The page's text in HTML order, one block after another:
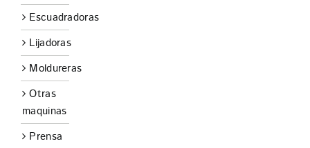
Escuadradoras
Lijadoras
Moldureras
Otras
maquinas
Prensa